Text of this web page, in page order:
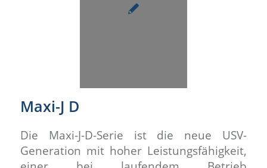
Maxi-J D
Die Maxi-J-D-Serie ist die neue USV-
Generation mit hoher Leistungsfähigkeit,